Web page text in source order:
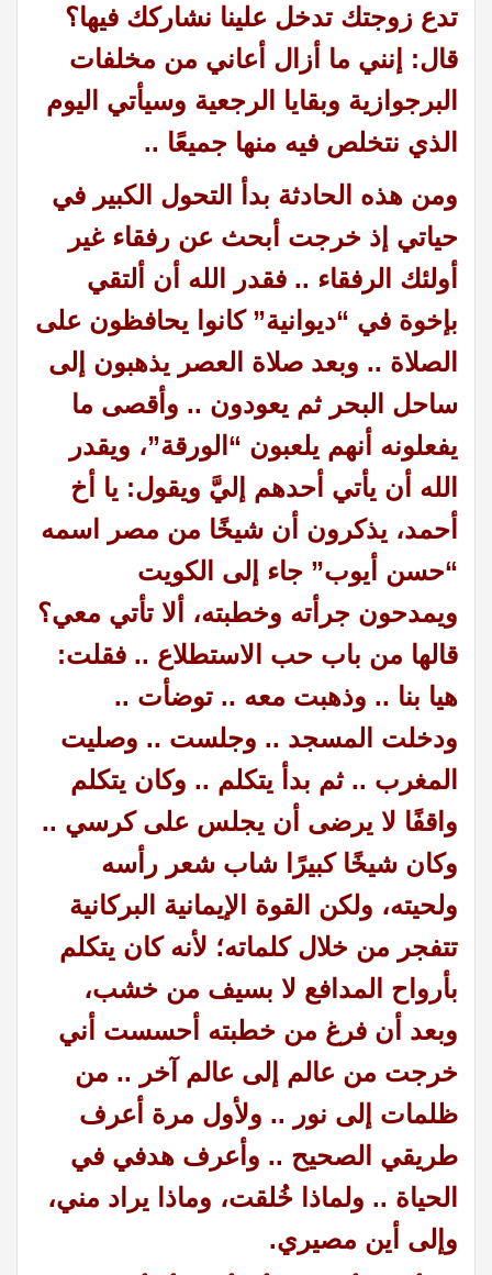
تدع زوجتك تدخل علينا نشاركك فيها؟
قال: إنني ما أزال أعاني من مخلفات
البرجوازية وبقايا الرجعية وسيأتي اليوم
الذي نتخلص فيه منها جميعًا ..
ومن هذه الحادثة بدأ التحول الكبير في
حياتي إذ خرجت أبحث عن رفقاء غير
أولئك الرفقاء .. فقدر الله أن ألتقي
بإخوة في “ديوانية” كانوا يحافظون على
الصلاة .. وبعد صلاة العصر يذهبون إلى
ساحل البحر ثم يعودون .. وأقصى ما
يفعلونه أنهم يلعبون “الورقة”، ويقدر
الله أن يأتي أحدهم إليَّ ويقول: يا أخ
أحمد، يذكرون أن شيخًا من مصر اسمه
“حسن أيوب” جاء إلى الكويت
ويمدحون جرأته وخطبته، ألا تأتي معي؟
قالها من باب حب الاستطلاع .. فقلت:
هيا بنا .. وذهبت معه .. توضأت ..
ودخلت المسجد .. وجلست .. وصليت
المغرب .. ثم بدأ يتكلم .. وكان يتكلم
واقفًا لا يرضى أن يجلس على كرسي ..
وكان شيخًا كبيرًا شاب شعر رأسه
ولحيته، ولكن القوة الإيمانية البركانية
تتفجر من خلال كلماته؛ لأنه كان يتكلم
بأرواح المدافع لا بسيف من خشب،
وبعد أن فرغ من خطبته أحسست أني
خرجت من عالم إلى عالم آخر .. من
ظلمات إلى نور .. ولأول مرة أعرف
طريقي الصحيح .. وأعرف هدفي في
الحياة .. ولماذا خُلقت، وماذا يراد مني،
وإلى أين مصيري.